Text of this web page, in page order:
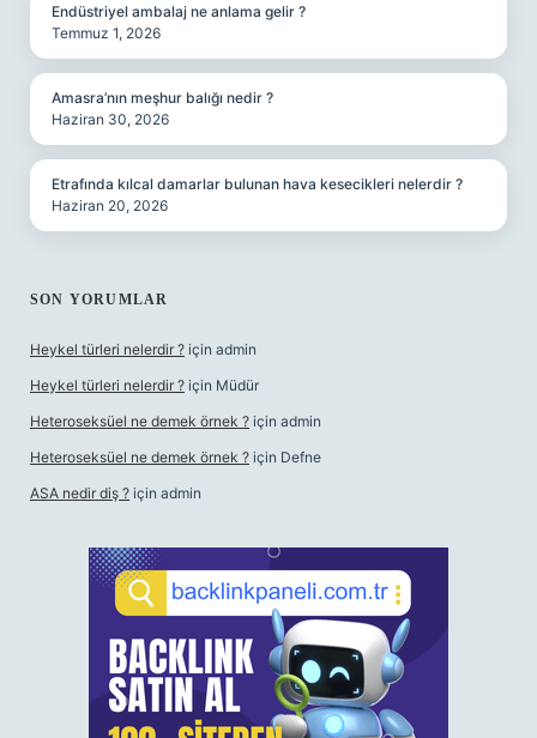
Endüstriyel ambalaj ne anlama gelir ?
Temmuz 1, 2026
Amasra’nın meşhur balığı nedir ?
Haziran 30, 2026
Etrafında kılcal damarlar bulunan hava kesecikleri nelerdir ?
Haziran 20, 2026
SON YORUMLAR
Heykel türleri nelerdir ? için admin
Heykel türleri nelerdir ? için Müdür
Heteroseksüel ne demek örnek ? için admin
Heteroseksüel ne demek örnek ? için Defne
ASA nedir diş ? için admin